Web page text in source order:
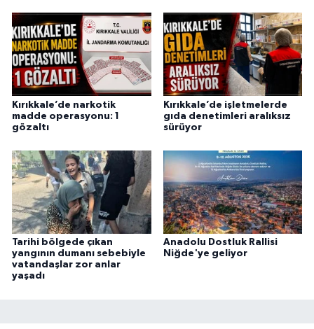
Kırıkkale’de narkotik
madde operasyonu: 1
gözaltı
Kırıkkale’de işletmelerde
gıda denetimleri aralıksız
sürüyor
Tarihi bölgede çıkan
yangının dumanı sebebiyle
vatandaşlar zor anlar
yaşadı
Anadolu Dostluk Rallisi
Niğde'ye geliyor